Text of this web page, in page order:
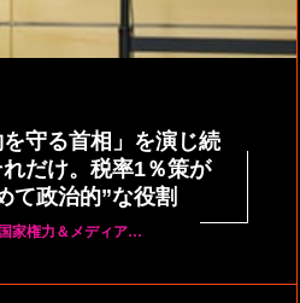
守る首相」を演じ続
だけ。税率1％策が
て政治的”な役割
家権力＆メディア…